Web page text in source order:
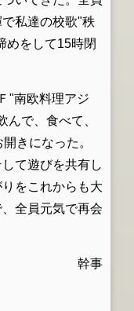
私達の校歌"秩
めをして15時閉
"南欧料理アジ
んで、食べて、
きになった。
て遊びを共有し
をこれからも大
全員元気で再会
幹事